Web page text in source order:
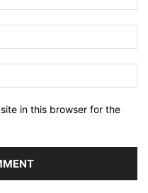
in this browser for the